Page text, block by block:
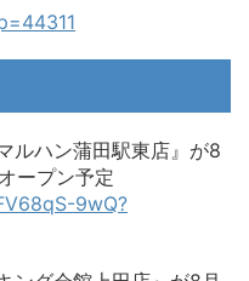
ルハン蒲田駅東店』が8
ープン予定
9wQ?